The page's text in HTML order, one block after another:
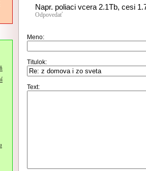
Napr. poliaci vcera 2.1Tb, cesi
Odpovedať
Meno:
Titulok:
Text: